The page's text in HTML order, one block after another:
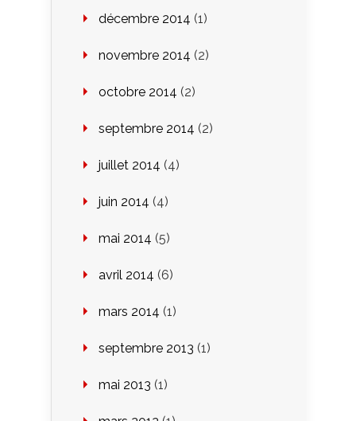
décembre 2014 (1)
novembre 2014 (2)
octobre 2014 (2)
septembre 2014 (2)
juillet 2014 (4)
juin 2014 (4)
mai 2014 (5)
avril 2014 (6)
mars 2014 (1)
septembre 2013 (1)
mai 2013 (1)